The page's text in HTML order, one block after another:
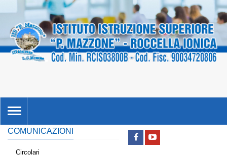
TOGGLE
NAVIGATION
COMUNICAZIONI
Circolari